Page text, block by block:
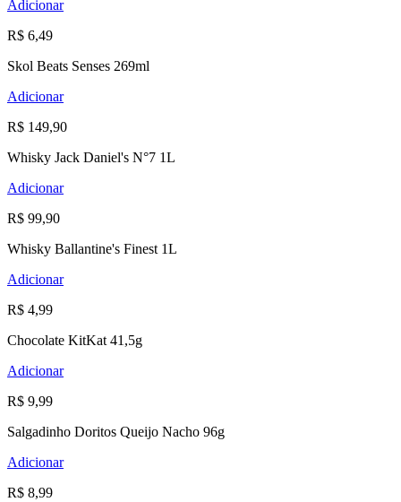
Adicionar
R$ 6,49
Skol Beats Senses 269ml
Adicionar
R$ 149,90
Whisky Jack Daniel's N°7 1L
Adicionar
R$ 99,90
Whisky Ballantine's Finest 1L
Adicionar
R$ 4,99
Chocolate KitKat 41,5g
Adicionar
R$ 9,99
Salgadinho Doritos Queijo Nacho 96g
Adicionar
R$ 8,99